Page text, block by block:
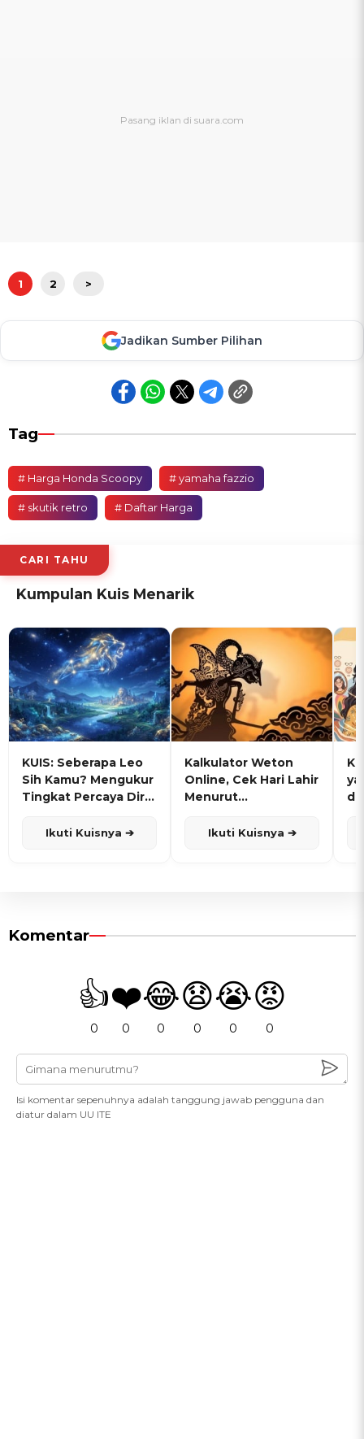
1 2 >
Jadikan Sumber Pilihan
Tag
# Harga Honda Scoopy # yamaha fazzio
# skutik retro # Daftar Harga
CARI TAHU
Kumpulan Kuis Menarik
KUIS: Seberapa Leo
Sih Kamu? Mengukur
Tingkat Percaya Diri
Ikuti Kuisnya ➔
Kalkulator Weton
Online, Cek Hari Lahir
Menurut
Ikuti Kuisnya ➔
Komentar
👍
0
❤️
0
😂
0
😧
0
😭
0
😡
0
Isi komentar sepenuhnya adalah tanggung jawab pengguna dan
diatur dalam UU ITE